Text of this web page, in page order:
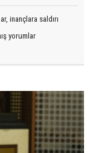
inançlara saldırı
yorumlar